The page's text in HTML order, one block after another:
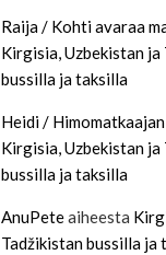
Raija / Kohti avaraa
Kirgisia, Uzbekistan ja
bussilla ja taksilla
Heidi /
Kirgisia, Uzbekistan ja
bussilla ja taksilla
AnuPeteaiheesta
Tadžikistan bussilla ja